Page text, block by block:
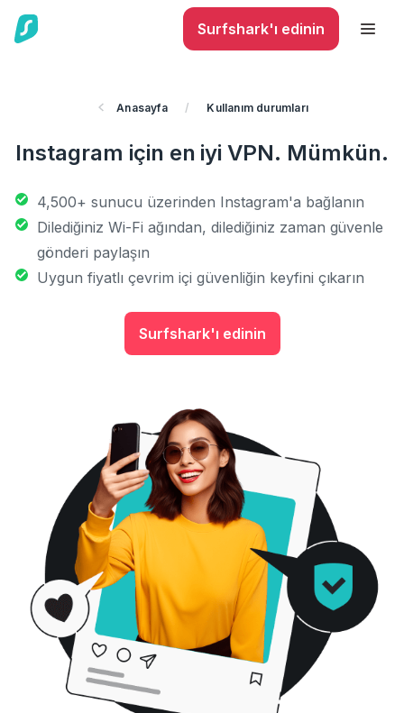
Surfshark'ı edinin
Anasayfa / Kullanım durumları
Instagram için en iyi VPN. Mümkün.
4,500+ sunucu üzerinden Instagram'a bağlanın
Dilediğiniz Wi-Fi ağından, dilediğiniz zaman güvenle
gönderi paylaşın
Uygun fiyatlı çevrim içi güvenliğin keyfini çıkarın
Surfshark'ı edinin